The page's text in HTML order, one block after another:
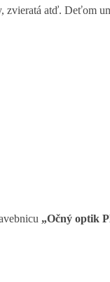
atď. Deťom
„Očný optik